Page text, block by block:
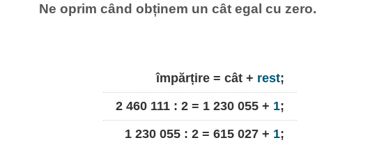
Ne oprim când obținem un cât egal cu zero.
împărțire = cât + rest;
2 460 111 : 2 = 1 230 055 + 1;
1 230 055 : 2 = 615 027 + 1;